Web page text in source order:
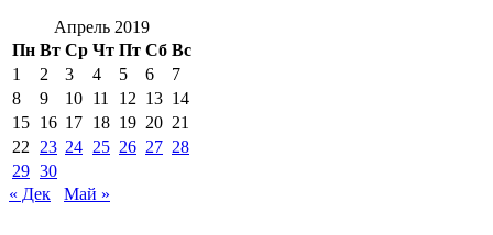
Апрель 2019
Пн Вт Ср Чт Пт Сб Вс
1
2 3 4 5 6
7
8
9 10 11 12 13 14
15 16 17 18 19 20 21
22
23 24 25 26 27 28
29 30
« Дек
Май »